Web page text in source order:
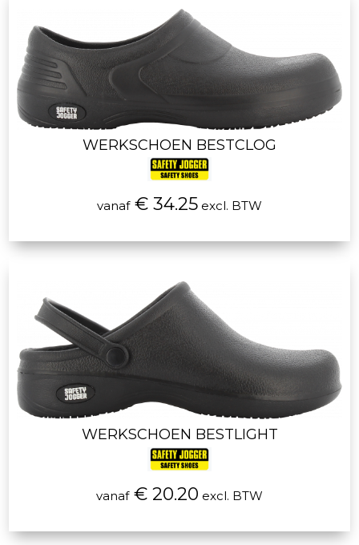
WERKSCHOEN BESTCLOG
vanaf€ 34.25 excl. BTW
WERKSCHOEN BESTLIGHT
vanaf€ 20.20 excl. BTW